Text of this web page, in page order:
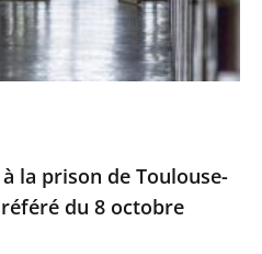
la prison de Toulouse-
référé du 8 octobre